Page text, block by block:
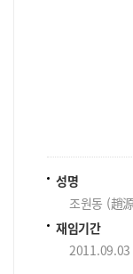
성명
조원동 (趙
재임기간